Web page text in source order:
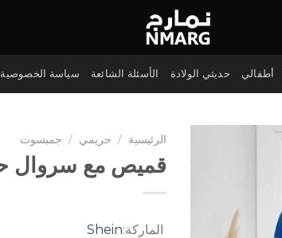
أطفالي حديثي الولادة الأسئلة الشائعة سياسة الخصوصية
الرئيسية / حريمي / جمبسوت
قميص مع سروال
الماركة:Shein